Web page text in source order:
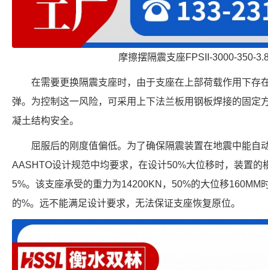
摩擦摆隔震支座FPSII-3000-350-
在需要更换隔震支座时，由于支座在上部荷载作用下存
弹。为控制这一风险，可采用上下法兰板用钢板焊接的固定
凝土结构安全。
屈服后的刚度值偏低。为了确保隔震装置在地震中能自
AASHTO设计规范中均要求，在设计50%大位移时，装置的
5%。该支座承受的重力为14200KN，50%的大位移160MM
的%。远不能满足设计要求，无法保证支座恢复原位。